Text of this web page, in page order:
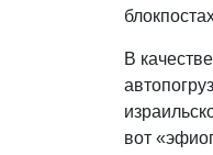
В
вот